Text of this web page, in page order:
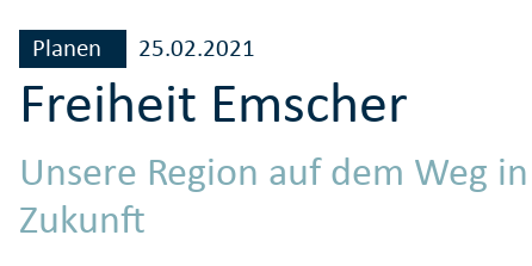
Planen 25.02.2021
Freiheit Emscher
Unsere Region auf dem Weg
Zukunft